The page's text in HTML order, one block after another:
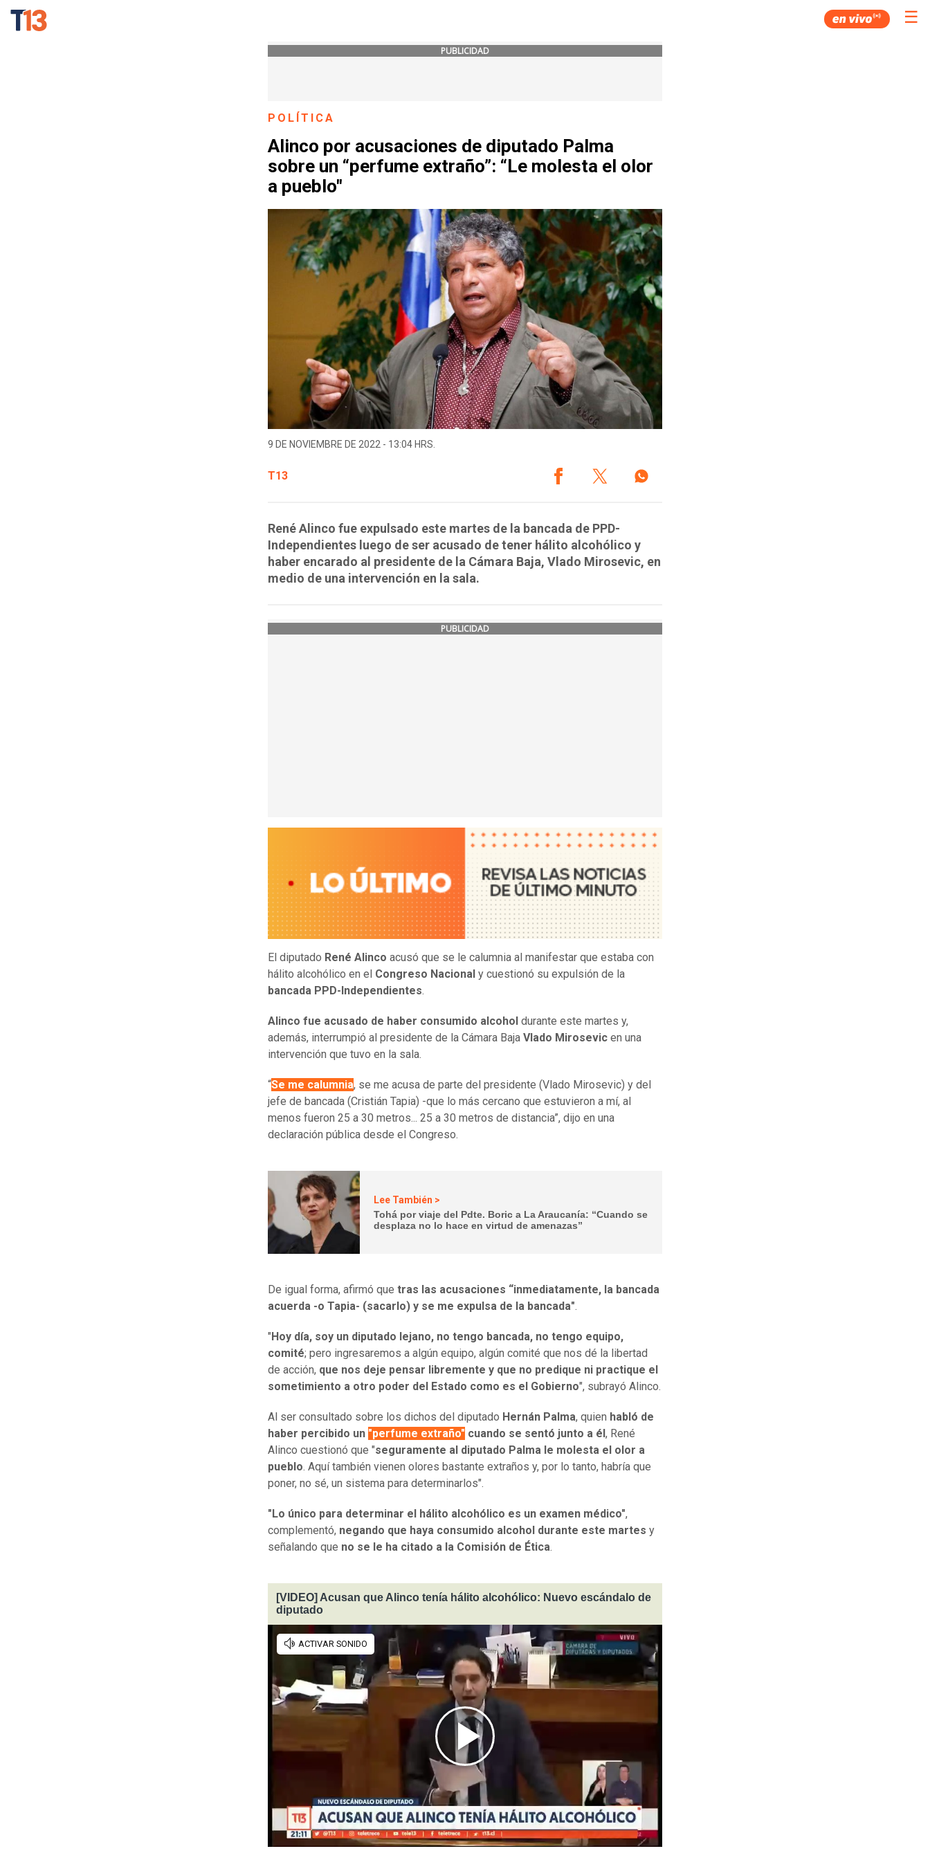
☰
PUBLICIDAD
POLÍTICA
Alinco por acusaciones de diputado Palma
sobre un “perfume extraño”: “Le molesta el olor
a pueblo"
9 DE NOVIEMBRE DE 2022 - 13:04 HRS.
T13
René Alinco fue expulsado este martes de la bancada de PPD-
Independientes luego de ser acusado de tener hálito alcohólico y
haber encarado al presidente de la Cámara Baja, Vlado Mirosevic, en
medio de una intervención en la sala.
PUBLICIDAD
El diputado René Alinco acusó que se le calumnia al manifestar que estaba con
hálito alcohólico en el Congreso Nacional y cuestionó su expulsión de la
bancada PPD-Independientes.
Alinco fue acusado de haber consumido alcohol durante este martes y,
además, interrumpió al presidente de la Cámara Baja Vlado Mirosevic en una
intervención que tuvo en la sala.
“Se me calumnia, se me acusa de parte del presidente (Vlado Mirosevic) y del
jefe de bancada (Cristián Tapia) -que lo más cercano que estuvieron a mí, al
menos fueron 25 a 30 metros... 25 a 30 metros de distancia”, dijo en una
declaración pública desde el Congreso.
Lee También >
Tohá por viaje del Pdte. Boric a La Araucanía: “Cuando se
desplaza no lo hace en virtud de amenazas”
De igual forma, afirmó que tras las acusaciones “inmediatamente, la bancada
acuerda -o Tapia- (sacarlo) y se me expulsa de la bancada".
" Hoy día, soy un diputado lejano, no tengo bancada, no tengo equipo,
comité; pero ingresaremos a algún equipo, algún comité que nos dé la libertad
de acción, que nos deje pensar libremente y que no predique ni practique el
sometimiento a otro poder del Estado como es el Gobierno", subrayó Alinco.
Al ser consultado sobre los dichos del diputado Hernán Palma, quien habló de
haber percibido un "perfume extraño" cuando se sentó junto a él , René
Alinco cuestionó que "seguramente al diputado Palma le molesta el olor a
pueblo. Aquí también vienen olores bastante extraños y, por lo tanto, habría que
poner, no sé, un sistema para determinarlos".
"Lo único para determinar el hálito alcohólico es un examen médico",
complementó, negando que haya consumido alcohol durante este martes y
señalando que no se le ha citado a la Comisión de Ética.
[VIDEO] Acusan que Alinco tenía hálito alcohólico: Nuevo escándalo de
diputado